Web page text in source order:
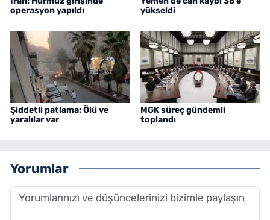
operasyon yapıldı
yükseldi
Şiddetli patlama: Ölü ve
yaralılar var
MGK süreç gündemli
toplandı
Yorumlar